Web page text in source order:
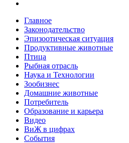
Главное
Законодательство
Эпизоотическая ситуация
Продуктивные животные
Птица
Рыбная отрасль
Наука и Технологии
Зообизнес
Домашние животные
Потребитель
Образование и карьера
Видео
ВиЖ в цифрах
События